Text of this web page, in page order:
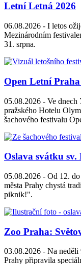
Letní Letná 2026
06.08.2026 - I letos
Mezinárodním
31. srpna.
Open Letní Praha
05.08.2026 - Ve dnech
pražského Hotelu
šachového festivalu
Oslava svátku
05.08.2026 - Od 12.
města Prahy chystá
piknik!".
Zoo Praha:
03.08.2026 - Na neděli
Prahy připravila